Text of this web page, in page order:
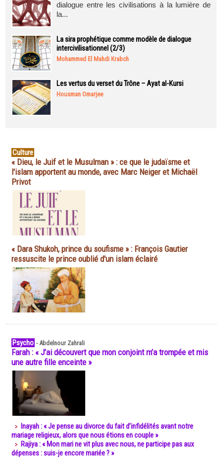
dialogue entre les civilisations à la lumière de
la...
La sira prophétique comme modèle de dialogue
intercivilisationnel (2/3)
Mohammed El Mahdi Krabch
Les vertus du verset du Trône – Ayat al-Kursi
Housman Omarjee
Culture
« Dieu, le Juif et le Musulman » : ce que le judaïsme et
l'islam apportent au monde, avec Marc Neiger et Michaël
Privot
« Dara Shukoh, prince du soufisme » : François Gautier
ressuscite le prince oublié d'un islam éclairé
Psycho -Abdelnour Zahrali
Farah : « J’ai découvert que mon conjoint m’a trompée et mis
une autre fille enceinte »
Inayah : « Je pense au divorce du fait d’infidélités avant notre
mariage religieux, alors que nous étions en couple »
Rajiya : « Mon mari ne vit plus avec nous, ne participe pas aux
dépenses : suis-je encore mariée ? »